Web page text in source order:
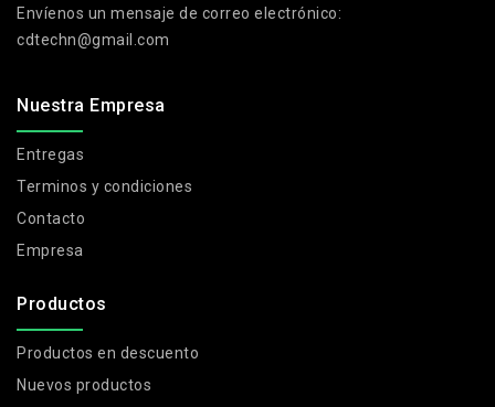
Envíenos un mensaje de correo electrónico:
cdtechn@gmail.com
Nuestra Empresa
Entregas
Terminos y condiciones
Contacto
Empresa
Productos
Productos en descuento
Nuevos productos